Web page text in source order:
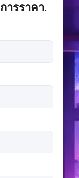
ารราคา.